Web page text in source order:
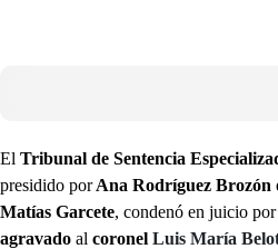
El Tribunal de Sentencia
presidido porAna Rodríguez Brozón
Matías Garcete, condenó en juicio
agravado al coronel Luis María